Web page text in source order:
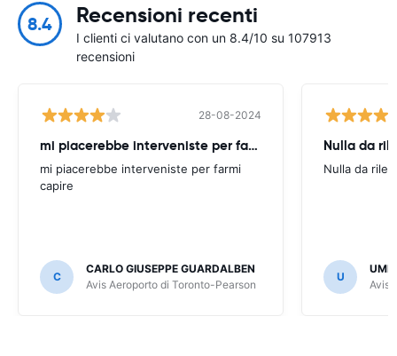
8.4 Recensioni recenti
I clienti ci valutano con un 8.4/10 su 107913
recensioni
28-08-2024
mi piacerebbe interveniste per farmi
mi piacerebbe interveniste per farmi
capire
C
CARLO GIUSEPPE GUARDALBEN
Avis Aeroporto di Toronto-Pearson
Nulla da
Nulla da
U
Avis